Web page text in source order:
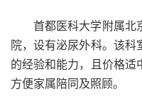
首都医科大学附属北
院，设有泌尿外科。该
的经验和能力，且价格适
方便家属陪同及照顾。